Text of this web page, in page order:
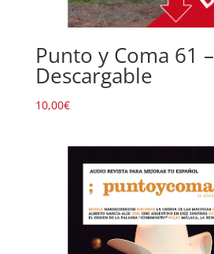
Punto y Coma 61 –
Descargable
10,00€